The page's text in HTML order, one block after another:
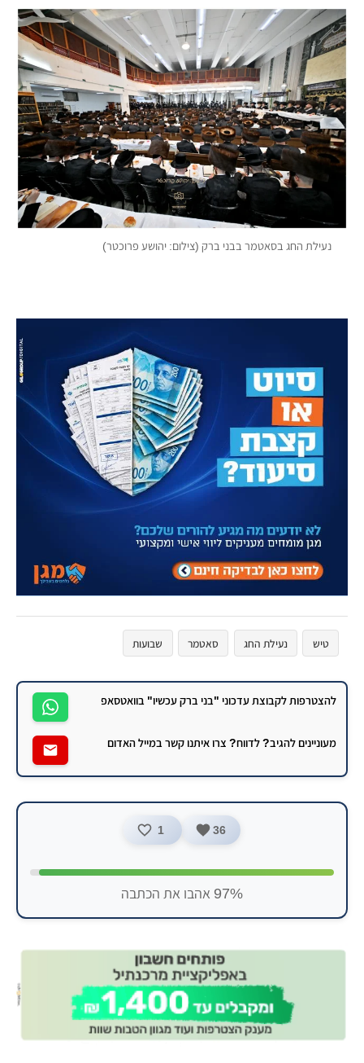
נעילת החג בסאטמר בבני ברק (צילום: יהושע פרוכטר)
טיש נעילת החג סאטמר שבועות
להצטרפות לקבוצת עדכוני "בני ברק עכשיו" בוואטסאפ
מעוניינים להגיב? לדווח? צרו איתנו קשר במייל האדום
36
1
97% אהבו את הכתבה